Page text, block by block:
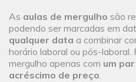
As aulas de mergulho são
podendo ser marcadas em
qualquer data a combinar
horário laboral ou pós-laboral.
mergulho apenas com um
acréscimo de preço.